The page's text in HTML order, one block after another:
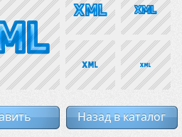
Назад в каталог